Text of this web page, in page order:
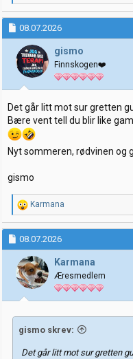
e
a
k
s
j
o
n
r
08.07.2026
gismo
Finnskogen❤️
Det går litt mot sur gretten
Bære vent tell du blir like
Nyt sommeren, rødvinen og
gismo
R
e
a
k
j
o
n
e
r
Karmana
08.07.2026
Karmana
Æresmedlem
gismo skrev:
Det går litt mot sur gretten